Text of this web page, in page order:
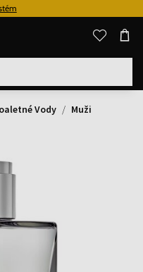
Vody Muži